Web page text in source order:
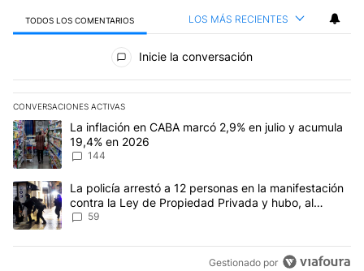
TODOS LOS COMENTARIOS LOS MÁS RECIENTES
Todos los comentarios
Inicie la conversación
CONVERSACIONES ACTIVAS
Este listado muestra los artículos con más comentarios en los
Un artículo de tendencia con el título "La inflación en CABA
La inflación en CABA marcó 2,9% en julio y acumula
19,4% en 2026
144
Un artículo de tendencia con el título "La policía arrestó a 12
La policía arrestó a 12 personas en la manifestación
contra la Ley de Propiedad Privada y hubo, al
menos, 3 agentes heridos
59
Gestionado por